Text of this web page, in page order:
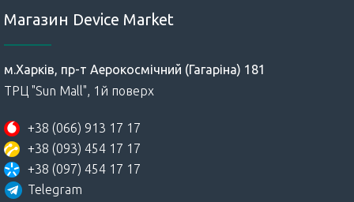
Магазин Device Market
м.Харків, пр-т Аерокосмічний (Гагаріна) 181
ТРЦ "Sun Mall", 1й поверх
+38 (066) 913 17 17
+38 (093) 454 17 17
+38 (097) 454 17 17
Telegram